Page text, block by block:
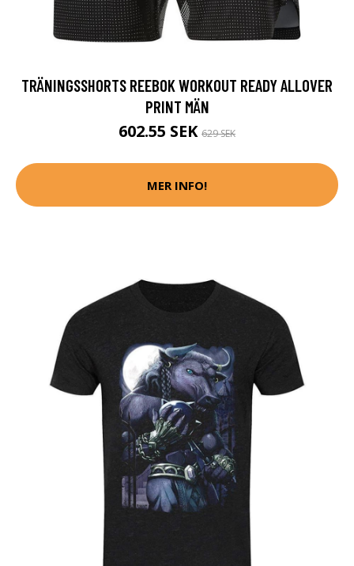
TRÄNINGSSHORTS REEBOK WORKOUT READY ALLOVER
PRINT MÄN
602.55 SEK 629 SEK
MER INFO!